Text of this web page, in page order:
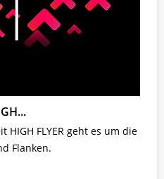
FLYER geht es um die
Flanken.